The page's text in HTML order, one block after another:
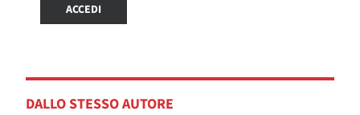
ACCEDI
DALLO STESSO AUTORE